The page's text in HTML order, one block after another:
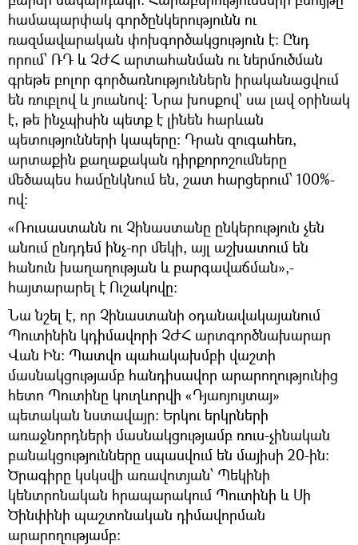
համապարփակ գործընկերությունն ու
ռազմավարական փոխգործակցություն է։ Ընդ
որում՝ ՌԴ և ՉԺՀ արտահանման ու ներմուծման
գրեթե բոլոր գործառնություններն իրականացվում
են ռուբլով և յուանով։ Նրա խոսքով՝ սա լավ օրինակ
է, թե ինչպիսին պետք է լինեն հարևան
պետությունների կապերը։ Դրան զուգահեռ,
արտաքին քաղաքական դիրքորոշումները
մեծապես համընկնում են, շատ հարցերում՝ 100%-
ով։
«Ռուսաստանն ու Չինաստանը ընկերություն չեն
անում ընդդեմ ինչ-որ մեկի, այլ աշխատում են
հանուն խաղաղության և բարգավաճման»,-
հայտարարել է Ուշակովը։
Նա նշել է, որ Չինաստանի օդանավակայանում
Պուտինին կդիմավորի ՉԺՀ արտգործնախարար
Վան Ին։ Պատվո պահակախմբի վաշտի
մասնակցությամբ հանդիսավոր արարողությունից
հետո Պուտինը կուղևորվի «Դյաոյույտայ»
պետական նստավայր։ Երկու երկրների
առաջնորդների մասնակցությամբ ռուս-չինական
բանակցությունները սպասվում են մայիսի 20-ին։
Ծրագիրը կսկսվի առավոտյան՝ Պեկինի
կենտրոնական հրապարակում Պուտինի և Սի
Ծինփինի պաշտոնական դիմավորման
արարողությամբ։